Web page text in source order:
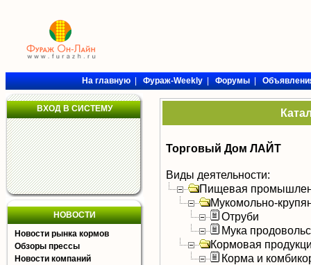
На главную|Фураж-Weekly|Форумы|
ВХОД В СИСТЕМУ
НОВОСТИ
Новости рынка кормов
Обзоры прессы
Новости компаний
Торговый Дом ЛАЙТ
Виды деятельности:
Пищевая
Мукомольно-
Отруби
Мука
Кормовая
Корма и